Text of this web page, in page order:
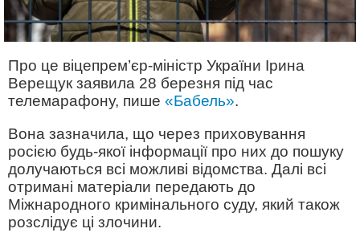
Про це віцепрем’єр-міністр України Ірина
Верещук заявила 28 березня під час
телемарафону, пише «Бабель».
Вона зазначила, що через приховування
росією будь-якої інформації про них до пошуку
долучаються всі можливі відомства. Далі всі
отримані матеріали передають до
Міжнародного кримінального суду, який також
розслідує ці злочини.